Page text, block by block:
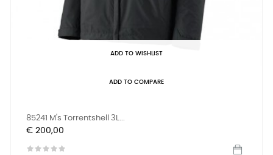
ADD TO WISHLIST
ADD TO COMPARE
85241 M's Torrentshell 3L...
Prijs
€ 200,00